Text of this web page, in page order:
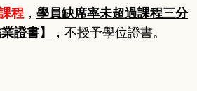
程 ， 學員缺席率未超過課程三分
證書】
，不授予學位證書。